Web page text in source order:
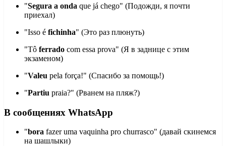
"Segura a onda que já chego" (Подожди, я почти
приехал)
"Isso é fichinha" (Это раз плюнуть)
"Tô ferrado com essa prova" (Я в заднице с этим
экзаменом)
"Valeu pela força!" (Спасибо за помощь!)
"Partiu praia?" (Рванем на пляж?)
В сообщениях WhatsApp
"bora fazer uma vaquinha pro churrasco" (давай скинемся
на шашлыки)